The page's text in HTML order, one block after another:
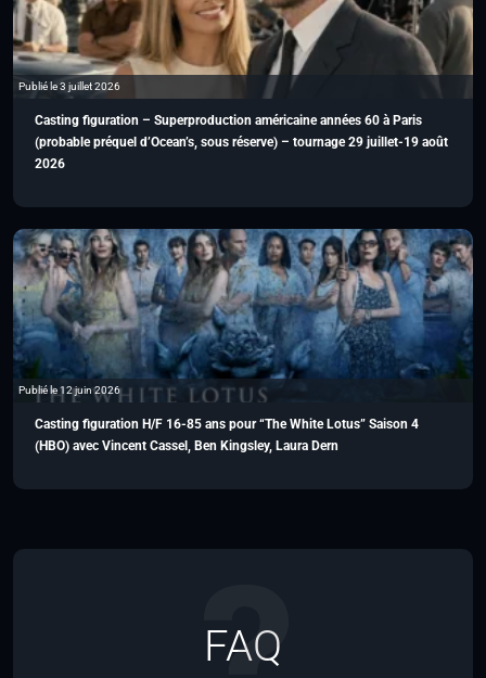
Publié le 3 juillet 2026
Casting figuration – Superproduction américaine années 60 à Paris
(probable préquel d’Ocean’s, sous réserve) – tournage 29 juillet-19 août
2026
Publié le 12 juin 2026
Casting figuration H/F 16-85 ans pour “The White Lotus” Saison 4
(HBO) avec Vincent Cassel, Ben Kingsley, Laura Dern
FAQ